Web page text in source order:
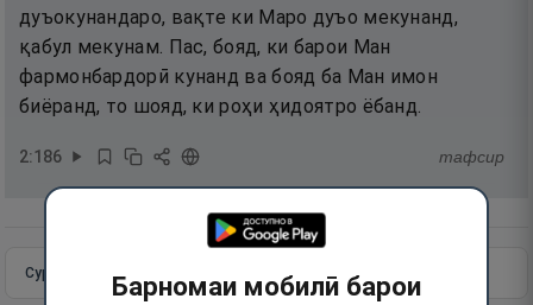
дуъокунандаро, вақте ки Маро дуъо мекунанд,
қабул мекунам. Пас, бояд, ки барои Ман
фармонбардорӣ кунанд ва бояд ба Ман имон
биёранд, то шояд, ки роҳи ҳидоятро ёбанд.
2:186 тафсир
Сураи пурра Идома додан
Барномаи мобилӣ барои